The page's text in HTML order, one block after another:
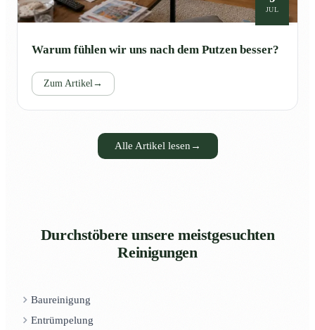
JUL
Warum fühlen wir uns nach dem Putzen besser?
Zum Artikel →
Alle Artikel lesen →
Durchstöbere unsere meistgesuchten
Reinigungen
Baureinigung
Entrümpelung